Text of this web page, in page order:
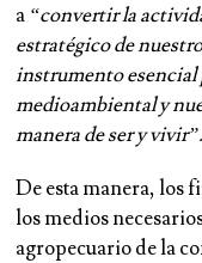
a “convertir la
estratégico de
instrumento esencial
medioambiental y
manera de ser y vivir”.
De esta manera, los
los medios
agropecuario de la